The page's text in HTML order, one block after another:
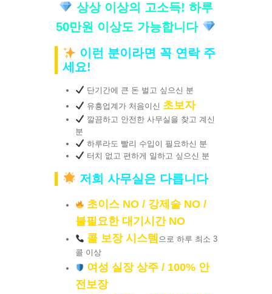
상상 이상의 고소득! 하루
50만원 이상도 가능합니다
이런 분이라면 꼭 연락 주
세요!
단기간에 큰 돈 벌고 싶으신 분
유흥업계가 처음이신 초보자
깔끔하고 안전한 사무실을 찾고 계신
분
하루라도 빨리 수입이 필요하신 분
터치 없고 편하게 일하고 싶으신 분
저희 사무실은 다릅니다
초이스 NO / 강제술 NO /
불필요한 대기시간 NO
콜 보장 시스템 으로 하루 최소 3
콜 이상
여성 실장 상주 / 100% 안
전보장